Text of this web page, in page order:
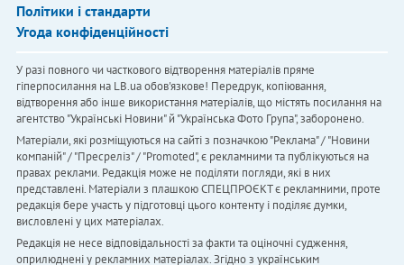
Політики і стандарти
Угода конфіденційності
У разі повного чи часткового відтворення матеріалів пряме
гіперпосилання на LB.ua обов'язкове! Передрук, копіювання,
відтворення або інше використання матеріалів, що містять посилання на
агентство "Українськi Новини" й "Українська Фото Група", заборонено.
Матеріали, які розміщуються на сайті з позначкою "Реклама" / "Новини
компаній" / "Пресреліз" / "Promoted", є рекламними та публікуються на
правах реклами. Редакція може не поділяти погляди, які в них
представлені. Матеріали з плашкою СПЕЦПРОЄКТ є рекламними, проте
редакція бере участь у підготовці цього контенту і поділяє думки,
висловлені у цих матеріалах.
Редакція не несе відповідальності за факти та оціночні судження,
оприлюднені у рекламних матеріалах. Згідно з українським